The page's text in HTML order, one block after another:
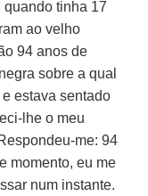
quando tinha 17
ao velho
94 anos de
sobre a qual
estava sentado
lhe o meu
me: 94
momento, eu me
num instante.